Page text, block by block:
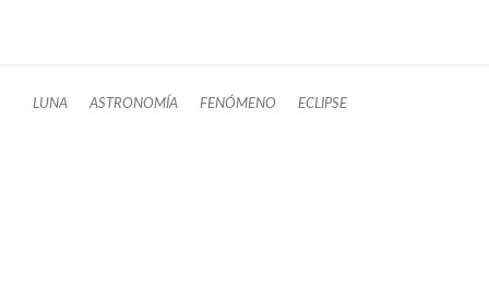
LUNA ASTRONOMÍA FENÓMENO ECLIPSE